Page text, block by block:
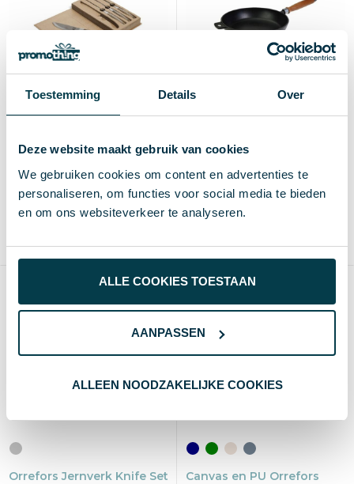
Toestemming Details Over
Deze website maakt gebruik van cookies
We gebruiken cookies om content en advertenties te
personaliseren, om functies voor social media te bieden
en om ons websiteverkeer te analyseren.
ALLE COOKIES TOESTAAN
AANPASSEN
ALLEEN NOODZAKELIJKE COOKIES
Orrefors Hunting
steakmessenset staal
€ 28,28 vanaf excl. btw (blanco)
Blanco
Bedrukt
Stainless Steel, Wood
Orrefors Jernverk
Gietijzer
€ 29,10 vanaf excl. btw (blanco)
Vanaf
5 st.
Cast iron
Orrefors Jernverk Knife Set
Canvas en PU Orrefors